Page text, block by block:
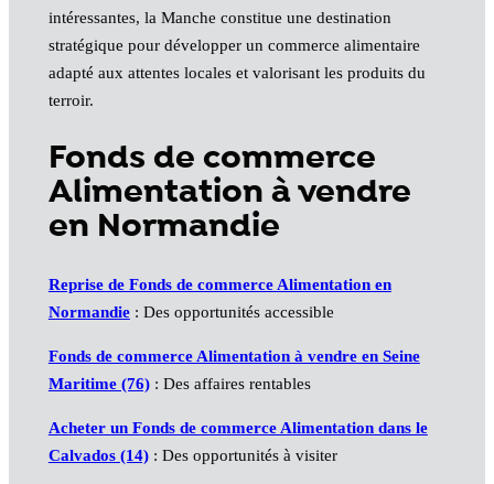
intéressantes, la Manche constitue une destination
stratégique pour développer un commerce alimentaire
adapté aux attentes locales et valorisant les produits du
terroir.
Fonds de commerce
Alimentation à vendre
en Normandie
Reprise de Fonds de commerce Alimentation en
Normandie: Des opportunités accessible
Fonds de commerce Alimentation à vendre en Seine
Maritime (76): Des affaires rentables
Acheter un Fonds de commerce Alimentation dans le
Calvados (14): Des opportunités à visiter